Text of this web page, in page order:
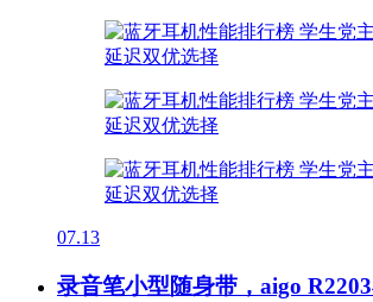
07.13
录音笔小型随身带，aigo